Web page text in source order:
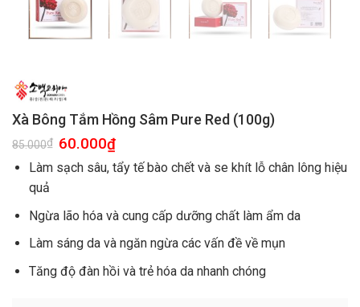
Xà Bông Tắm Hồng Sâm Pure Red (100g)
85.000₫ 60.000₫
Làm sạch sâu, tẩy tế bào chết và se khít lỗ chân lông hiệu
quả
Ngừa lão hóa và cung cấp dưỡng chất làm ẩm da
Làm sáng da và ngăn ngừa các vấn đề về mụn
Tăng độ đàn hồi và trẻ hóa da nhanh chóng